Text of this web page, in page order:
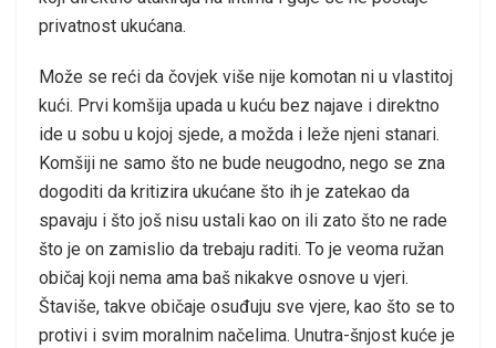
privatnost ukućana.
Može se reći da čovjek više nije komotan ni u vlastitoj
kući. Prvi komšija upada u kuću bez najave i direktno
ide u sobu u kojoj sjede, a možda i leže njeni stanari.
Komšiji ne samo što ne bude neugodno, nego se zna
dogoditi da kritizira ukućane što ih je zatekao da
spavaju i što još nisu ustali kao on ili zato što ne rade
što je on zamislio da trebaju raditi. To je veoma ružan
običaj koji nema ama baš nikakve osnove u vjeri.
Štaviše, takve običaje osuđuju sve vjere, kao što se to
protivi i svim moralnim načelima. Unutra-šnjost kuće je